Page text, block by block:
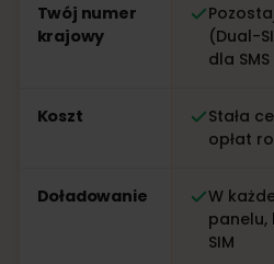
Twój numer
krajowy
(Dual-
dla SMS
Koszt
Stała
opłat
Doładowanie
W
panelu,
SIM